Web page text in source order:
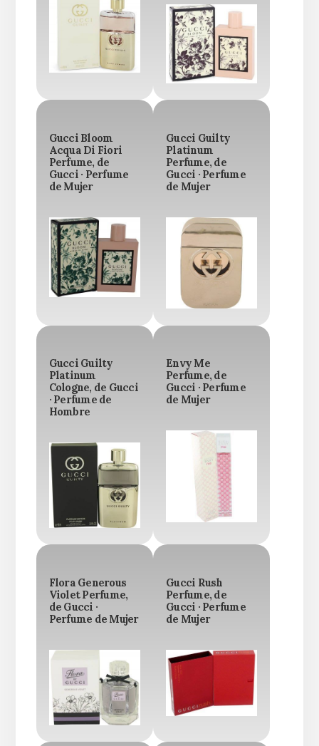
Gucci Bloom
Acqua Di Fiori
Perfume, de
Gucci · Perfume
de Mujer
Gucci Guilty
Platinum
Perfume, de
Gucci · Perfume
de Mujer
Gucci Guilty
Platinum
Cologne, de Gucci
· Perfume de
Hombre
Envy Me
Perfume, de
Gucci · Perfume
de Mujer
Flora Generous
Violet Perfume,
de Gucci ·
Perfume de Mujer
Gucci Rush
Perfume, de
Gucci · Perfume
de Mujer